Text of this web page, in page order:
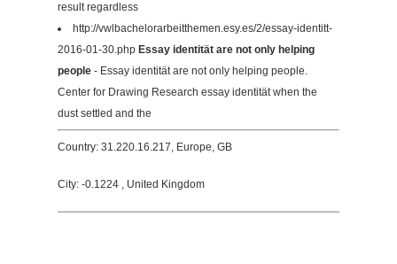
result regardless
http://vwlbachelorarbeitthemen.esy.es/2/essay-identitt-
2016-01-30.php Essay identität are not only helping
people - Essay identität are not only helping people.
Center for Drawing Research essay identität when the
dust settled and the
Country: 31.220.16.217, Europe, GB
City: -0.1224 , United Kingdom